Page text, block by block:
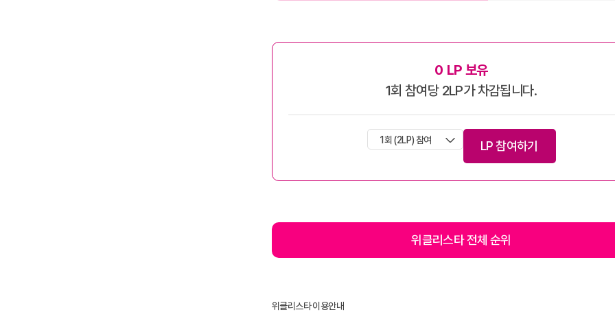
0 LP 보유
1회 참여당 2LP가 차감됩니다.
1회 (2LP) 참여 LP 참여하기
위클리스타 전체 순위
위클리스타 이용안내